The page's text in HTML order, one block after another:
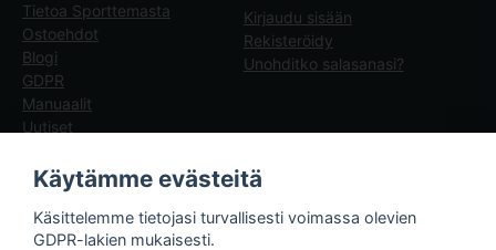
Tietoa Sporttemasta
Ostoehdot
Blogi
GDPR
Manuaalit
Uutiset
Kirjaudu sisään
Rekisteröidy
Unohditko salasanasi?
Sporttema
Drottninggatan 47
Käytämme evästeitä
Käsittelemme tietojasi turvallisesti voimassa olevien
GDPR-lakien mukaisesti.